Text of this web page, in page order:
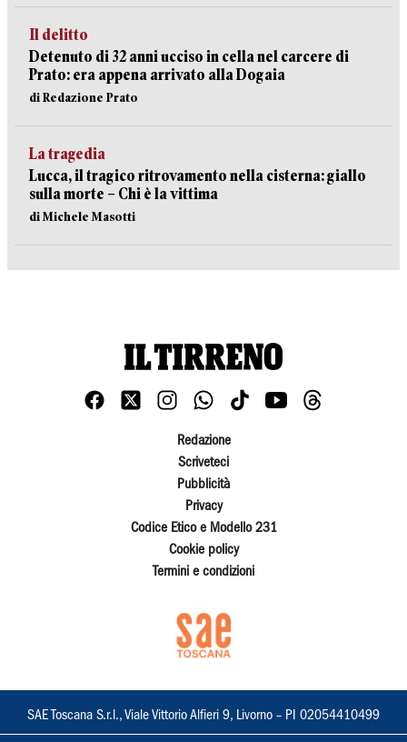
Il delitto
Detenuto di 32 anni ucciso in cella nel carcere di
Prato: era appena arrivato alla Dogaia
di Redazione Prato
La tragedia
Lucca, il tragico ritrovamento nella cisterna: giallo
sulla morte – Chi è la vittima
di Michele Masotti
Redazione
Scriveteci
Pubblicità
Privacy
Codice Etico e Modello 231
Cookie policy
Termini e condizioni
SAE Toscana S.r.l., Viale Vittorio Alfieri 9, Livorno – PI 02054410499